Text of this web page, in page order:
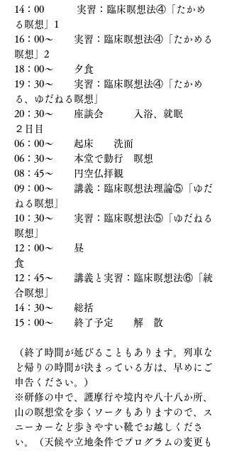
14：00 　　　実習：臨床瞑想法④「たかめ
る瞑想」1
16：00〜　　実習：臨床瞑想法④「たかめる
瞑想」2
18：00～　　夕食
19：30〜　　実習：臨床瞑想法④「たかめ
る、ゆだねる瞑想」
20：30〜　　座談会　　　入浴、就眠
２日目
06：00〜　　起床　　洗面
06：30〜　　本堂で勤行　瞑想
08：45〜　　円空仏拝観
09：00〜　　講義：臨床瞑想法理論⑤「ゆだ
ねる瞑想」
10：30〜　　実習：臨床瞑想法⑤「ゆだねる
瞑想」
12：00〜　　昼
食
12：45〜　　講義と実習：臨床瞑想法⑥「統
合瞑想」
14：30〜　　総括
15：00〜　　終了予定　　解　散
（終了時間が延びることもあります。列車な
ど帰りの時間が決まっている方は、早めにご
申告ください。）
※研修の中で、護摩行や境内や八十八か所、
山の瞑想堂を歩くワークもありますので、ス
ニーカーなど歩きやすい靴でお越しくださ
い。（天候や立地条件でプログラムの変更も